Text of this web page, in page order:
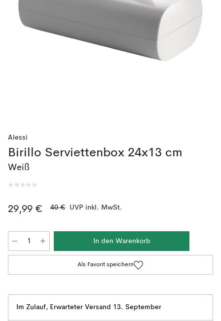
Alessi
Birillo Serviettenbox 24x13 cm
Weiß
29,99 € 40 € UVP inkl. MwSt.
In den Warenkorb
Als Favorit speichern
Im Zulauf, Erwarteter Versand 13. September